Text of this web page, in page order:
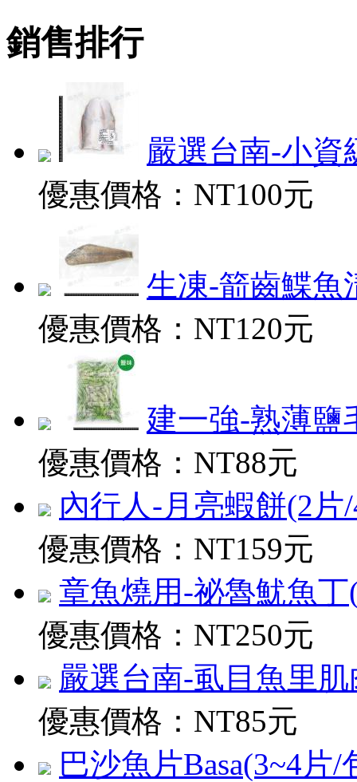
銷售排行
嚴選台南-小資
優惠價格： NT100元
生凍-箭齒鰈魚
優惠價格： NT120元
建一強-熟薄鹽
優惠價格： NT88元
內行人-月亮蝦餅(2片
優惠價格： NT159元
章魚燒用-祕魯魷魚丁
優惠價格： NT250元
嚴選台南-虱目魚里肌
優惠價格： NT85元
巴沙魚片Basa(3~4片/